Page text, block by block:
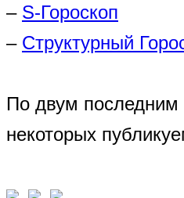
– S-Гороскоп
– Структурный
По двум последним
некоторых